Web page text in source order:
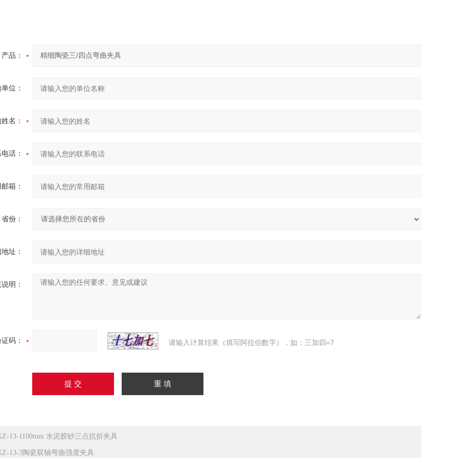
产品：
位：
名：
话：
箱：
省份：
址：
明：
码： 请输入计算结果（填写阿拉伯数字），如：三加四=7
13-1100mm 水泥胶砂三点抗折夹具
13-3陶瓷双轴弯曲强度夹具